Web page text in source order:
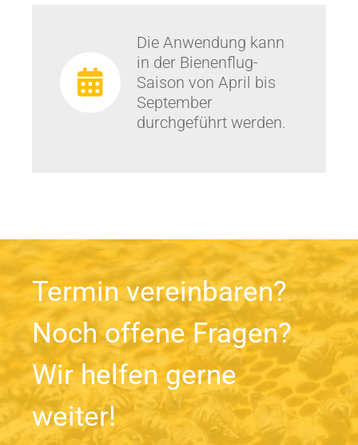
Die Anwendung kann
in der Bienenflug-
Saison von April bis
September
durchgeführt werden.
Termin vereinbaren?
Noch offene Fragen?
Wir helfen gerne
weiter!